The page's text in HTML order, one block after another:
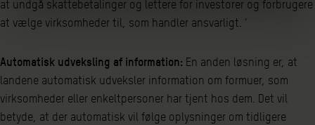
at undgå skattebetalinger og lettere for investorer og forbrugere
at vælge virksomheder til, som handler ansvarligt. ‘
Automatisk udveksling af information: En anden løsning er, at
landene automatisk udveksler information om formuer, som
virksomheder eller enkeltpersoner har tjent hos dem. Det vil
betyde, at der automatisk vil følge oplysninger om tidligere